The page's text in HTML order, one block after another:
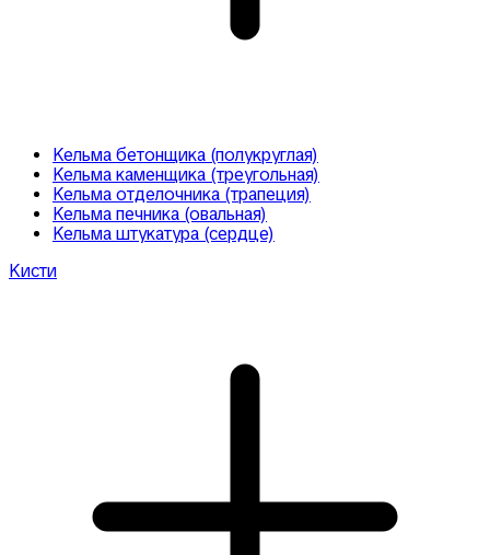
Кельма бетонщика (полукруглая)
Кельма каменщика (треугольная)
Кельма отделочника (трапеция)
Кельма печника (овальная)
Кельма штукатура (сердце)
Кисти